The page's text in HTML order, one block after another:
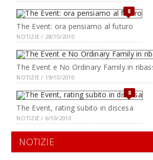
8
The Event: ora pensiamo al futuro
NOTIZIE / 28/10/2010
The Event e No Ordinary Family in
NOTIZIE / 19/10/2010
8
The Event, rating subito in discesa
NOTIZIE / 6/10/2010
NOTIZIE